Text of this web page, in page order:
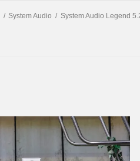
/ System Audio / System Audio Legend